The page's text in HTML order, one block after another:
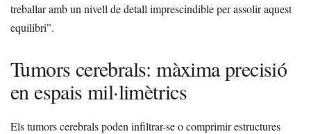
treballar amb un nivell de detall imprescindible per assolir aquest
equilibri”.
Tumors cerebrals: màxima precisió
en espais mil·limètrics
Els tumors cerebrals poden infiltrar-se o comprimir estructures